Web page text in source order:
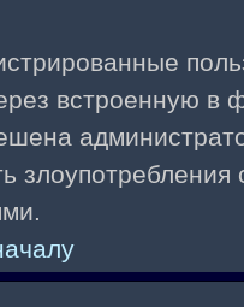
встроенную в